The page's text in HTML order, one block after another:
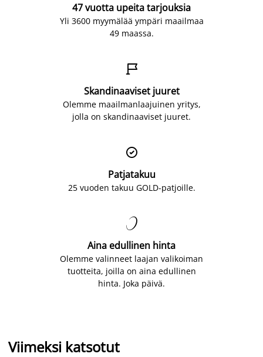
47 vuotta upeita tarjouksia
Yli 3600 myymälää ympäri maailmaa
49 maassa.

Skandinaaviset juuret
Olemme maailmanlaajuinen yritys,
jolla on skandinaaviset juuret.

Patjatakuu
25 vuoden takuu GOLD-patjoille.

Aina edullinen hinta
Olemme valinneet laajan valikoiman
tuotteita, joilla on aina edullinen
hinta. Joka päivä.
Viimeksi katsotut